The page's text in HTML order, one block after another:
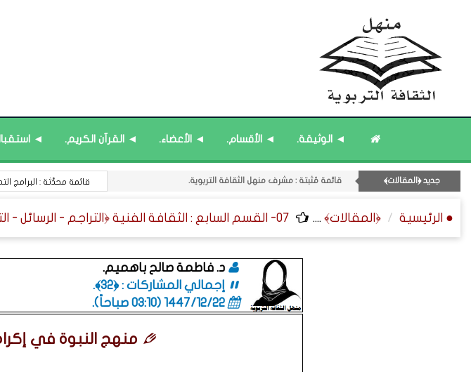
◄ الوثيقة. ◄ الأقسام. ◄ الأعضاء. ◄ القرآن الكريم. ◄
جديد ﴿المقالات﴾
قائمة مُثبتة : مشرف منهل الثقافة التربوية.
قائمة مُثبتة : إدارة منهل الثقافة التربوية.
11- القسم الحادي عشر : ﴿اللقاءات الشخصية - الثقافة المتسلسلة﴾.
قائمة مُحدَّثة : من ﴿جديد﴾ المشاركات. في المواد المعرفية :
● الرئيسية ﴿المقالات﴾ .... 07- القسم السابع : الثقافة الفنية ﴿التراجم - الرسائل - التوقيعات﴾.
د. فاطمة صالح باهميم.
إجمالي المشاركات : ﴿32﴾.
1447/12/22 (03:10 صباحاً)
.
منهج النبوة في